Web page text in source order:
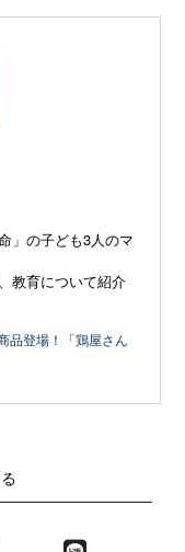
」の子ども3人のマ
教育について紹介
品登場！「鶏屋さん